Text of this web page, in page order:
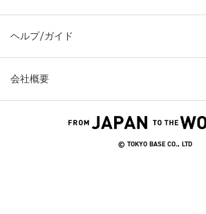
ヘルプ/ガイド
会社概要
© TOKYO BASE CO., LTD